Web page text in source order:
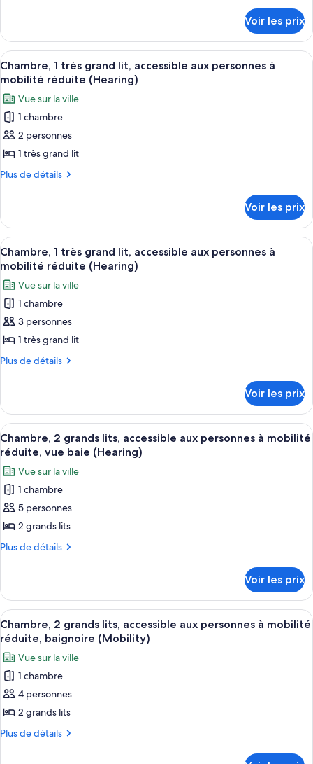
(Roll-
In
Shower)
vue
baie
(Roll-
In
Shower)
1
très
grand
lit,
accessible
aux
personnes
à
mobilité
réduite,
le
type
de
chambre
très
grand
lit,
accessible
personnes
baignoire
(Mobility)
Voir les prix
Afficher
toutes
les
photos
pour
ce
type
de
1
très
grand
lit,
accessible
aux
personnes
à
mobilité
réduite
Une chambre d’hôtel avec un
3
Chambre, 1 très grand lit, accessible aux personnes à
mobilité réduite (Hearing)
Vue sur la ville
1 chambre
2 personnes
1 très grand lit
Plus de détails
Plus
le
type
de
chambre
très
grand
lit,
accessible
personnes
(Hearing)
Voir les prix
Afficher
toutes
les
photos
pour
ce
type
de
1
très
grand
lit,
accessible
aux
personnes
à
mobilité
réduite
Une chambre d’hôtel avec un
3
Chambre, 1 très grand lit, accessible aux personnes à
mobilité réduite (Hearing)
Vue sur la ville
1 chambre
3 personnes
1 très grand lit
Plus de détails
Plus
le
type
de
chambre
Chambre,
très
grand
lit,
accessible
personnes
(Hearing)
Voir les prix
Afficher
toutes
les
photos
pour
ce
type
de
2
grands
lits,
accessible
aux
personnes
à
mobilité
réduite,
vue
Une chambre d’hôtel avec deux lits,
3
Chambre, 2 grands lits, accessible aux personnes à mobilité
réduite, vue baie (Hearing)
Vue sur la ville
1 chambre
5 personnes
2 grands lits
Plus de détails
Plus
le
type
de
chambre
Chambre,
2
grands
lits,
accessible
aux
à
Voir les prix
Afficher
toutes
les
photos
pour
ce
type
de
Une chambre d’hôtel avec deux lits,
3
Chambre, 2 grands lits, accessible aux personnes à mobilité
réduite, baignoire (Mobility)
Vue sur la ville
1 chambre
4 personnes
2 grands lits
Plus de détails
Plus